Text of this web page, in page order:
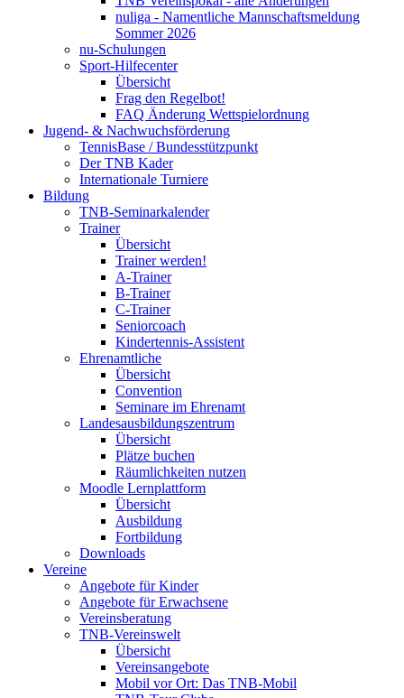
nuliga - Namentliche Mannschaftsmeldung
Sommer 2026
nu-Schulungen
Sport-Hilfecenter
Übersicht
Frag den Regelbot!
FAQ Änderung Wettspielordnung
Jugend- & Nachwuchsförderung
TennisBase / Bundesstützpunkt
Der TNB Kader
Internationale Turniere
Bildung
TNB-Seminarkalender
Trainer
Übersicht
Trainer werden!
A-Trainer
B-Trainer
C-Trainer
Seniorcoach
Kindertennis-Assistent
Ehrenamtliche
Übersicht
Convention
Seminare im Ehrenamt
Landesausbildungszentrum
Übersicht
Plätze buchen
Räumlichkeiten nutzen
Moodle Lernplattform
Übersicht
Ausbildung
Fortbildung
Downloads
Vereine
Angebote für Kinder
Angebote für Erwachsene
Vereinsberatung
TNB-Vereinswelt
Übersicht
Vereinsangebote
Mobil vor Ort: Das TNB-Mobil